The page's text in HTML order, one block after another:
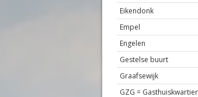
Eikendonk
Empel
Engelen
Gestelse buurt
Graafsewijk
GZG = Gasthuiskwartier